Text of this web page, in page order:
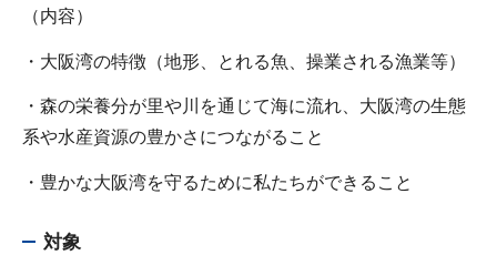
（内容）
・大阪湾の特徴（地形、とれる魚、操業される漁業等）
・森の栄養分が里や川を通じて海に流れ、大阪湾の生態
系や水産資源の豊かさにつながること
・豊かな大阪湾を守るために私たちができること
対象